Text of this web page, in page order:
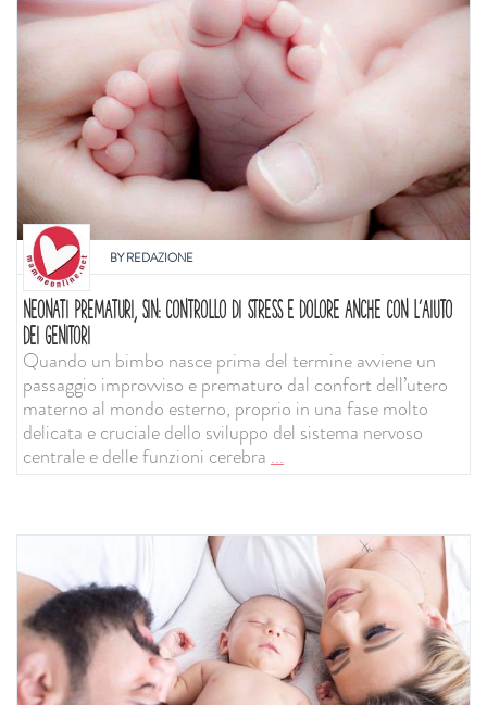
BYREDAZIONE
NEONATI PREMATURI, SIN: CONTROLLO DI STRESS E DOLORE ANCHE CON L'AIUTO
DEI GENITORI
Quando un bimbo nasce prima del termine avviene un
passaggio improvviso e prematuro dal confort dell’utero
materno al mondo esterno, proprio in una fase molto
delicata e cruciale dello sviluppo del sistema nervoso
centrale e delle funzioni cerebra...